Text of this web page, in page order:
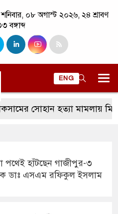
০৮ অগাস্ট ২০২৬, ২৪ শ্রাবণ
বঙ্গাব্দ
ENG
সোহান হত্যা মামলায় মিজানুর
পথেই হাঁটছেন গাজীপুর-৩
ডাঃ এসএম রফিকুল ইসলাম